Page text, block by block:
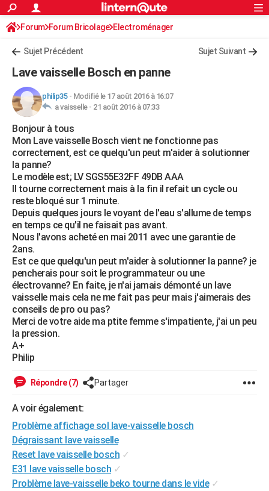
ACTUALITÉS
Politique
Société
Faits Divers
Education
Monde
Villes
+
FINANCE
Retraite
Impôts
Epargne
Immobilier
Risques naturels par ville
Banque
Assurance
Crédit
AUTO
Essais
Réserver un essai
Citadines
Berlines
SUV
Forum auto
+HIGH-TECH
Mobiles
Meilleur smartphone
Internet
Ordinateurs
Jeux vidéo
Guide high-tech
+BRICOLAGE
Forum
Aménagement intérieur
Extérieur
Cuisine
Salle de bains
Jardinage
Rangement
WEEK-END
Guides de France
Escapades
Patrimoine
Expositions
Musées
Week-end nature
+LIFESTYLE
Art de vivre
Bien-être
Loisirs
ModeModes de vie
SANTE
Alimentation
Guide de la santé
Maladies
Médicaments
Sommeil
VOYAGE
Destinations
City break
Voyage nature
Voyage de noces
Forum
Climat
+PHOTO
GUIDES D'ACHAT
BONS PLANS
CARTE DE VOEUX
Carte de Noël
Carte Bonne année
Carte Saint-Valentin
Carte Pâques
Carte d'anniversaire
DICTIONNAIRE
Dictionnaire
Biographies
Citations
Expressions
Proverbes
PROGRAMME TV
COPAINS D'AVANT
S'inscrire
Se connecter
Lycées
Collèges
Primaires
Universités
Entreprises
Service militaire
Avis de recherche
AVIS DE DÉCÈS
FORUM
S'inscrire
Connexion
Forum Forum Bricolage Electroménager
Sujet Précédent Sujet Suivant
Lave vaisselle Bosch en panne
philip35- Modifié le 17 août 2016 à 16:07
a vaisselle - 21 août 2016 à 07:33
Bonjour à tous
Mon Lave vaisselle Bosch vient ne fonctionne pas
correctement, est ce quelqu'un peut m'aider à solutionner
la panne?
Le modèle est; LV SGS55E32FF 49DB AAA
Il tourne correctement mais à la fin il refait un cycle ou
reste bloqué sur 1 minute.
Depuis quelques jours le voyant de l'eau s'allume de temps
en temps ce qu'il ne faisait pas avant.
Nous l'avons acheté en mai 2011 avec une garantie de
2ans.
Est ce que quelqu'un peut m'aider à solutionner la panne? je
pencherais pour soit le programmateur ou une
électrovanne? En faite, je n'ai jamais démonté un lave
vaisselle mais cela ne me fait pas peur mais j'aimerais des
conseils de pro ou pas?
Merci de votre aide ma ptite femme s'impatiente, j'ai un peu
la pression.
A+
Philip
Répondre (7) Partager
A voir également:
Problème affichage sol lave-vaisselle bosch
Dégraissant lave vaisselle
Reset lave vaisselle bosch ✓
E31 lave vaisselle bosch ✓
Problème lave-vaisselle beko tourne dans le vide ✓